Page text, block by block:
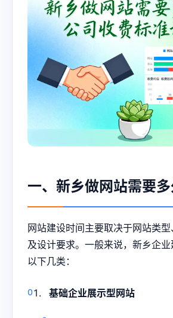
一、新乡做网站需要多
网站建设时间主要取决于网站类
及设计要求。一般来说，新乡企
以下几类：
基础企业展示型网站